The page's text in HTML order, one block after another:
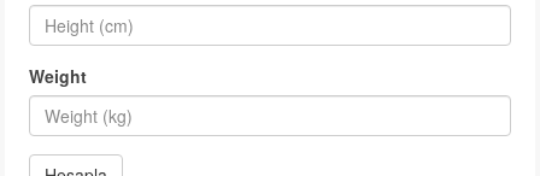
Weight